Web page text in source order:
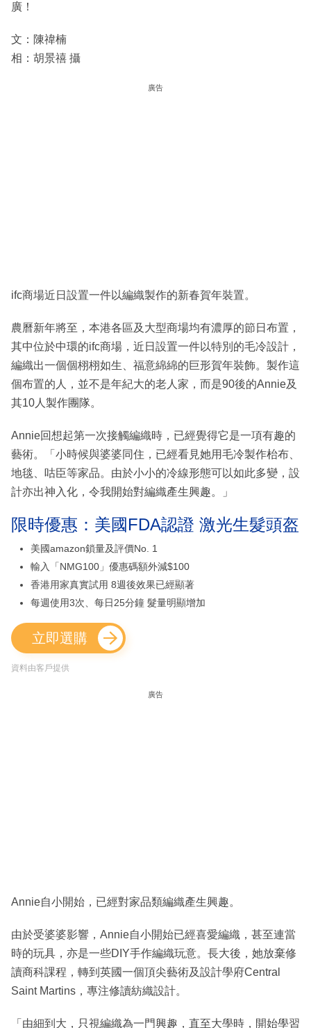
廣！
文：陳禕楠
相：胡景禧 攝
廣告
ifc商場近日設置一件以編織製作的新春賀年裝置。
農曆新年將至，本港各區及大型商場均有濃厚的節日布置，
其中位於中環的ifc商場，近日設置一件以特別的毛冷設計，
編織出一個個栩栩如生、福意綿綿的巨形賀年裝飾。製作這
個布置的人，並不是年紀大的老人家，而是90後的Annie及
其10人製作團隊。
Annie回想起第一次接觸編織時，已經覺得它是一項有趣的
藝術。「小時候與婆婆同住，已經看見她用毛冷製作枱布、
地毯、咕臣等家品。由於小小的冷線形態可以如此多變，設
計亦出神入化，令我開始對編織產生興趣。」
限時優惠：美國FDA認證 激光生髮頭盔
美國amazon鎖量及評價No. 1
輸入「NMG100」優惠碼額外減$100
香港用家真實試用 8週後效果已經顯著
每週使用3次、每日25分鐘 髮量明顯增加
立即選購
資料由客戶提供
廣告
Annie自小開始，已經對家品類編織產生興趣。
由於受婆婆影響，Annie自小開始已經喜愛編織，甚至連當
時的玩具，亦是一些DIY手作編織玩意。長大後，她放棄修
讀商科課程，轉到英國一個頂尖藝術及設計學府Central
Saint Martins，專注修讀紡織設計。
「由細到大，只視編織為一門興趣，直至大學時，開始學習